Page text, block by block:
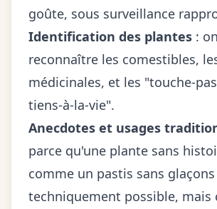
goûte, sous surveillance
Identification des plantes :
reconnaître les comestibles,
médicinales, et les "touche-
tiens-à-la-vie".
Anecdotes et usages
parce qu'une plante sans
comme un pastis sans glaçons
techniquement possible, mais